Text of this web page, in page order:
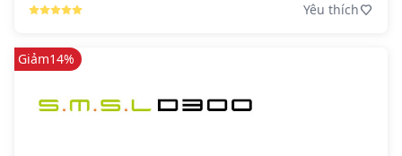
Yêu thích
Giảm14%